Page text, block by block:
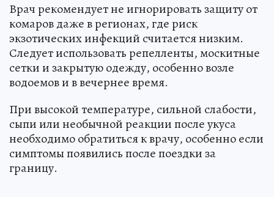
Врач рекомендует не игнорировать защиту от
комаров даже в регионах, где риск
экзотических инфекций считается низким.
Следует использовать репелленты, москитные
сетки и закрытую одежду, особенно возле
водоемов и в вечернее время.
При высокой температуре, сильной слабости,
сыпи или необычной реакции после укуса
необходимо обратиться к врачу, особенно если
симптомы появились после поездки за
границу.